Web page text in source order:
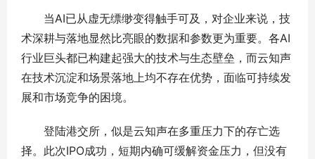
当AI已从虚无缥缈变得触手可及，对企业来说，技
术深耕与落地显然比亮眼的数据和参数更为重要。各AI
行业巨头都已构建起强大的技术与生态壁垒，而云知声
在技术沉淀和场景落地上均不存在优势，面临可持续发
展和市场竞争的困境。
登陆港交所，似是云知声在多重压力下的存亡选
择。此次IPO成功，短期内确可缓解资金压力，但没有